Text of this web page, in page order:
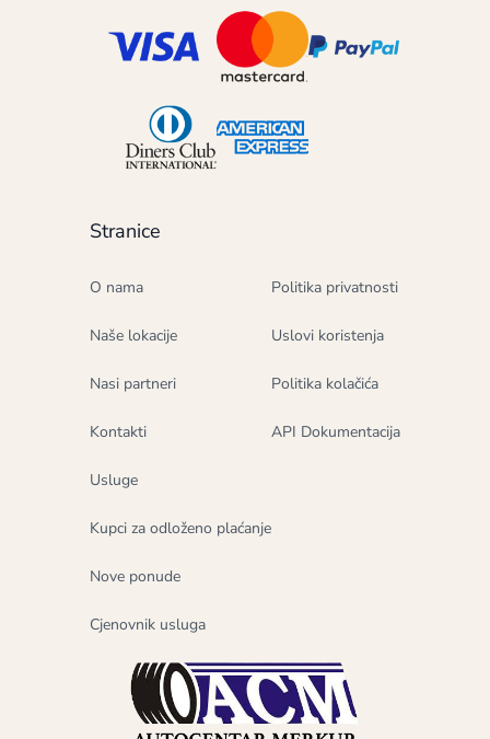
Stranice
O nama
Naše lokacije
Nasi partneri
Kontakti
Usluge
Kupci za odloženo plaćanje
Nove ponude
Cjenovnik usluga
Politika privatnosti
Uslovi koristenja
Politika kolačića
API Dokumentacija